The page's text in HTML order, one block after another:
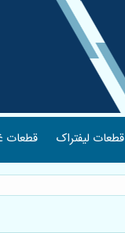
قطعات لیفتراک قطعات